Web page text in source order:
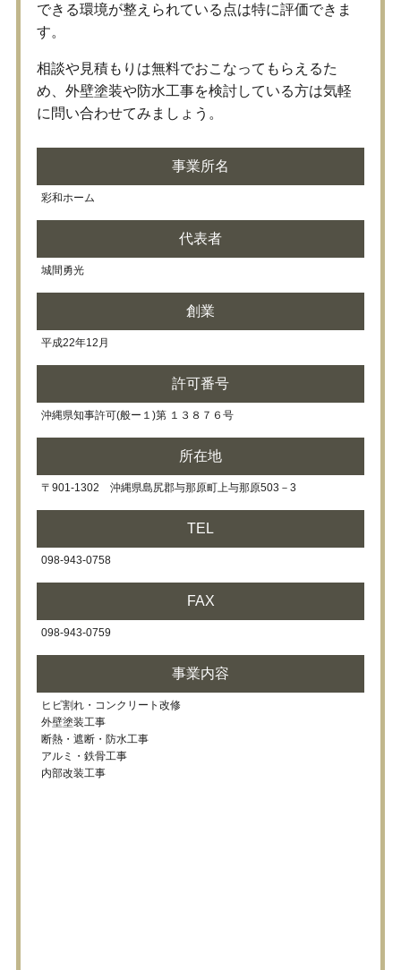
できる環境が整えられている点は特に評価できま
す。
相談や見積もりは無料でおこなってもらえるた
め、外壁塗装や防水工事を検討している方は気軽
に問い合わせてみましょう。
事業所名
彩和ホーム
代表者
城間勇光
創業
平成22年12月
許可番号
沖縄県知事許可(般ー１)第 １３８７６号
所在地
〒901-1302 沖縄県島尻郡与那原町上与那原503－3
TEL
098-943-0758
FAX
098-943-0759
事業内容
ヒビ割れ・コンクリート改修
外壁塗装工事
断熱・遮断・防水工事
アルミ・鉄骨工事
内部改装工事